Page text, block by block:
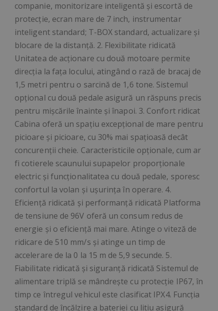
companie, monitorizare inteligentă și escortă de
protecție, ecran mare de 7 inch, instrumentar
inteligent standard; T-BOX standard, actualizare și
blocare de la distanță. 2. Flexibilitate ridicată
Unitatea de acționare cu două motoare permite
direcția la fața locului, atingând o rază de bracaj de
1,5 metri pentru o sarcină de 1,6 tone. Sistemul
opțional cu două pedale asigură un răspuns precis
pentru mișcările înainte și înapoi. 3. Confort ridicat
Cabina oferă un spațiu excepțional de mare pentru
picioare și picioare, cu 30% mai spațioasă decât
concurenții cheie. Caracteristicile opționale, cum ar
fi cotierele scaunului supapelor proporționale
electric și funcționalitatea cu două pedale, sporesc
confortul la volan și ușurința în operare. 4.
Eficiență ridicată și performanță ridicată Platforma
de tensiune de 96V oferă un consum redus de
energie și o eficiență mai mare. Atinge o viteză de
ridicare de 510 mm/s și atinge un timp de
accelerare de la 0 la 15 m de 5,9 secunde. 5.
Fiabilitate ridicată și siguranță ridicată Sistemul de
alimentare triplă se mândrește cu protecție IP67, în
timp ce întregul vehicul este clasificat IPX4. Funcția
standard de încălzire a bateriei cu litiu asigură